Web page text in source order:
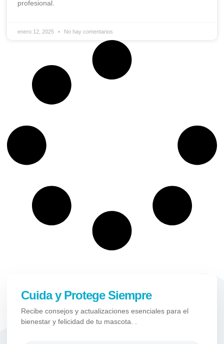
profesional.
enero 12, 2025 No hay comentarios
Cuida y Protege Siempre
Recibe consejos y actualizaciones esenciales para el
bienestar y felicidad de tu mascota. .